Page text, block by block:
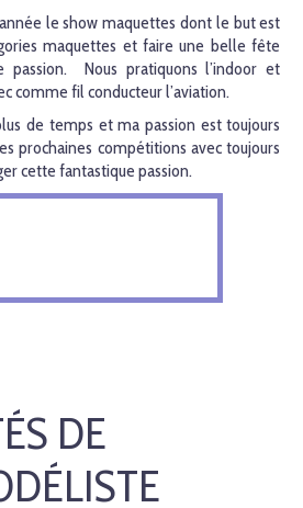
le show maquettes dont le but est
maquettes et faire une belle fête
passion. Nous pratiquons l’indoor et
comme fil conducteur l’aviation.
de temps et ma passion est toujours
prochaines compétitions avec toujours
cette fantastique passion.
DE